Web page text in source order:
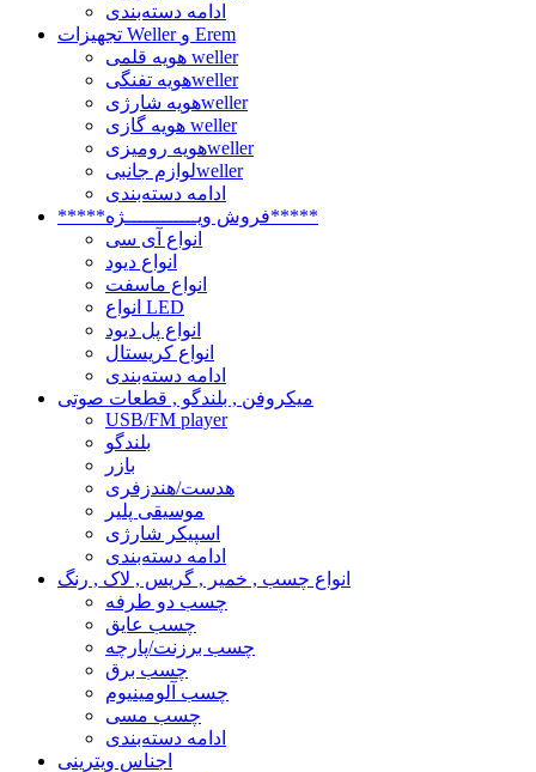
ادامه دسته‌بندی
تجهیزات Weller و Erem
هویه قلمی weller
هویه تفنگیweller
هویه شارژیweller
هویه گازی weller
هویه رومیزیweller
لوازم جانبیweller
ادامه دسته‌بندی
*****فروش ویــــــــــــژه*****
انواع آی سی
انواع دیود
انواع ماسفت
انواع LED
انواع پل دیود
انواع کریستال
ادامه دسته‌بندی
میکروفن , بلندگو , قطعات صوتی
USB/FM player
بلندگو
بازر
هدست/هندزفری
موسیقی پلیر
اسپیکر شارژی
ادامه دسته‌بندی
انواع چسب , خمیر , گریس , لاک , رنگ
چسب دو طرفه
چسب عایق
چسب برزنت/پارچه
چسب برق
چسب آلومینیوم
چسب مسی
ادامه دسته‌بندی
اجناس ویترینی